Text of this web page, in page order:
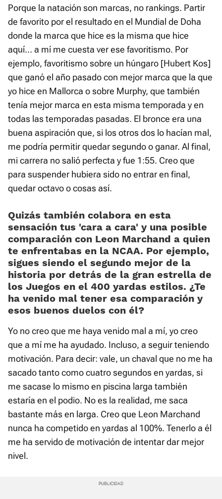
Porque la natación son marcas, no rankings. Partir
de favorito por el resultado en el Mundial de Doha
donde la marca que hice es la misma que hice
aquí... a mí me cuesta ver ese favoritismo. Por
ejemplo, favoritismo sobre un húngaro [Hubert Kos]
que ganó el año pasado con mejor marca que la que
yo hice en Mallorca o sobre Murphy, que también
tenía mejor marca en esta misma temporada y en
todas las temporadas pasadas. El bronce era una
buena aspiración que, si los otros dos lo hacían mal,
me podría permitir quedar segundo o ganar. Al final,
mi carrera no salió perfecta y fue 1:55. Creo que
para suspender hubiera sido no entrar en final,
quedar octavo o cosas así.
Quizás también colabora en esta
sensación tus 'cara a cara' y una posible
comparación con Leon Marchand a quien
te enfrentabas en la NCAA. Por ejemplo,
sigues siendo el segundo mejor de la
historia por detrás de la gran estrella de
los Juegos en el 400 yardas estilos. ¿Te
ha venido mal tener esa comparación y
esos buenos duelos con él?
Yo no creo que me haya venido mal a mí, yo creo
que a mí me ha ayudado. Incluso, a seguir teniendo
motivación. Para decir: vale, un chaval que no me ha
sacado tanto como cuatro segundos en yardas, si
me sacase lo mismo en piscina larga también
estaría en el podio. No es la realidad, me saca
bastante más en larga. Creo que Leon Marchand
nunca ha competido en yardas al 100%. Tenerlo a él
me ha servido de motivación de intentar dar mejor
nivel.